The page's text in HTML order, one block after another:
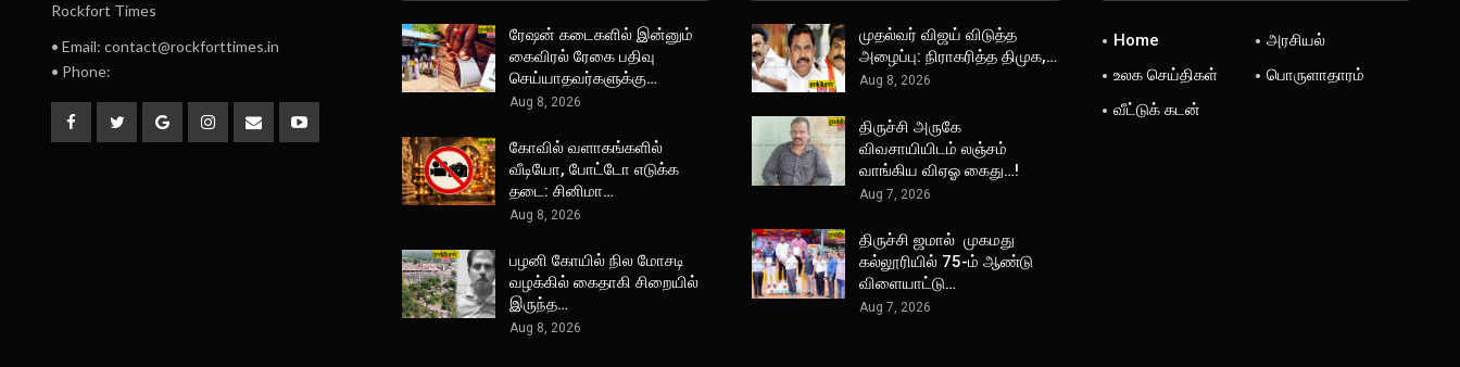
Rockfort Times
• Email: contact@rockforttimes.in
• Phone:
ரேஷன் கடைகளில் இன்னும்
கைவிரல் ரேகை பதிவு
செய்யாதவர்களுக்கு…
Aug 8, 2026
கோவில் வளாகங்களில்
வீடியோ, போட்டோ எடுக்க
தடை: சினிமா…
Aug 8, 2026
பழனி கோயில் நில மோசடி
வழக்கில் கைதாகி சிறையில்
இருந்த…
Aug 8, 2026
முதல்வர் விஜய் விடுத்த
அழைப்பு: நிராகரித்த திமுக,…
Aug 8, 2026
திருச்சி அருகே
விவசாயியிடம் லஞ்சம்
வாங்கிய விஏஓ கைது…!
Aug 7, 2026
திருச்சி ஜமால் முகமது
கல்லூரியில் 75-ம் ஆண்டு
விளையாட்டு…
Aug 7, 2026
Home
அரசியல்
உலக செய்திகள்
பொருளாதாரம்
வீட்டுக் கடன்